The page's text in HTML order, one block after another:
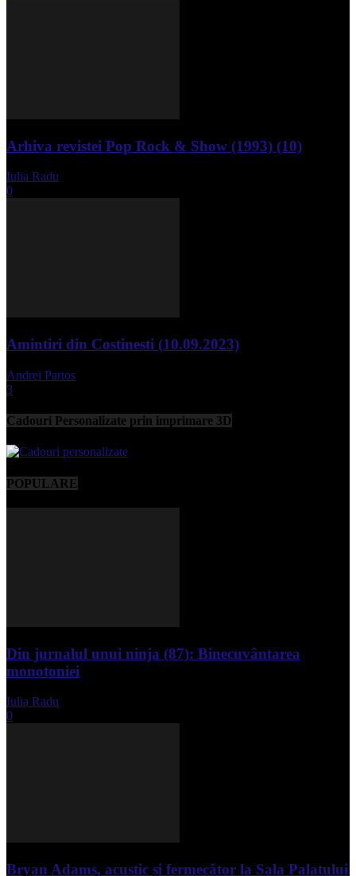
Arhiva revistei Pop Rock & Show (1993) (10)
Iulia Radu
0
Amintiri din Costinesti (10.09.2023)
Andrei Partos
3
Cadouri Personalizate prin imprimare 3D
POPULARE
Din jurnalul unui ninja (87): Binecuvântarea
monotoniei
Iulia Radu
0
Bryan Adams, acustic și fermecător la Sala Palatului